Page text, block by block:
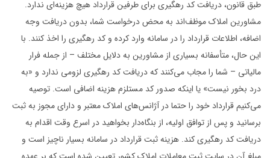
طبق قانون، دریافت کد رهگیری برای طرفین قرارداد هیچ هزینه‌ای ندارد.
مشاورین املاک موظف‌اند به محض درخواست شما، بدون دریافت وجه
اضافه، اطلاعات قرارداد را در سامانه وارد کرده و کد رهگیری را اخذ کنند. با
این حال، متأسفانه بسیاری از مشاورین به دلایل مختلف – از جمله فرار
مالیاتی – شما را مجاب می‌کنند که دریافت کد رهگیری لزومی ندارد و «به
درد بخور نیست» یا اینکه صدور کد مستلزم هزینه اضافی است. توصیه
می‌کنیم قرارداد خود را حتما در آژانس‌های املاک معتبر و دارای مجوز به ثبت
برسانید و پس از توافق اولیه، از بنگاه‌دار بخواهید در اسرع وقت اقدام به
دریافت کد رهگیری کند. هزینه ثبت قرارداد در سامانه بسیار ناچیز است و